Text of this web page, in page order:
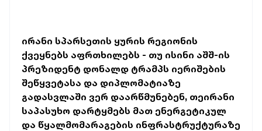
ირანი სპარსეთის ყურის რეგიონის
ქვეყნებს აფრთხილებს - თუ ისინი აშშ-ის
პრეზიდენტ დონალდ ტრამპს იერიშების
შეწყვეტასა და დიპლომატიაზე
გადასვლაში ვერ დაარწმუნებენ, თეირანი
საპასუხო დარტყმებს მათ ენერგეტიკულ
და წყალმომარაგების ინფრასტრუქტურაზე